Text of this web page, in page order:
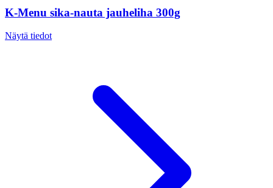
K-Menu sika-nauta jauheliha 300g
Näytä tiedot